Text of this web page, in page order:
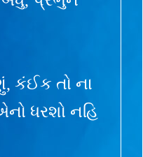
કંઈક તો ના
ધરશો નહિ